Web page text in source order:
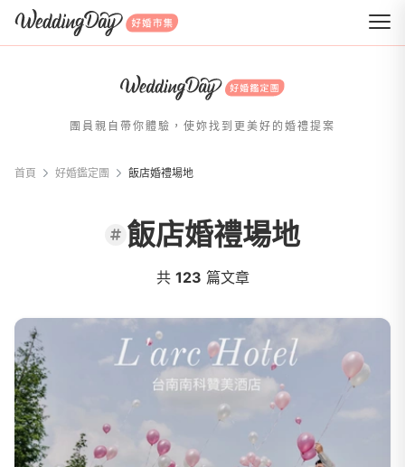
WeddingDay 好婚市集
團員親自帶你體驗，使妳找到更美好的婚禮提案
首頁 好婚鑑定團 飯店婚禮場地
飯店婚禮場地
共 123 篇文章